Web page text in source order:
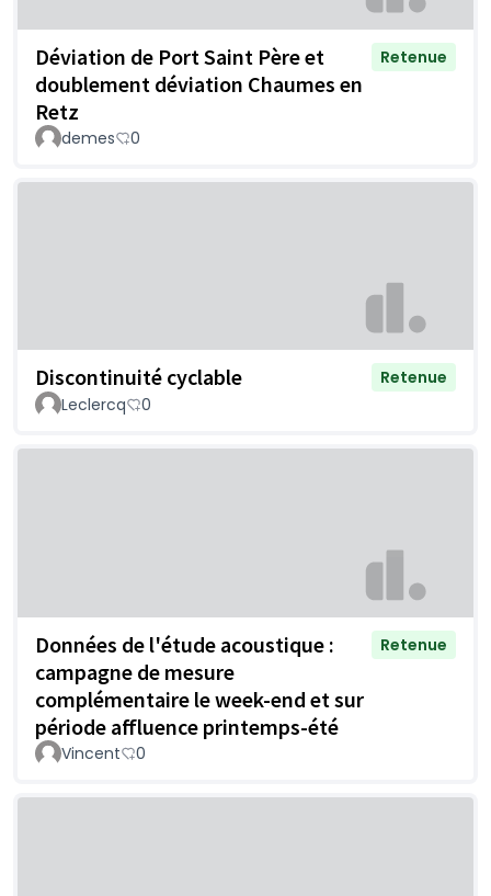
Déviation de Port Saint Père et
doublement déviation Chaumes en
Retz
Retenue
demes 0
Discontinuité cyclable
Retenue
Leclercq
0
Données de l'étude acoustique :
campagne de mesure
complémentaire le week-end et sur
période affluence printemps-été
Retenue
Vincent 0